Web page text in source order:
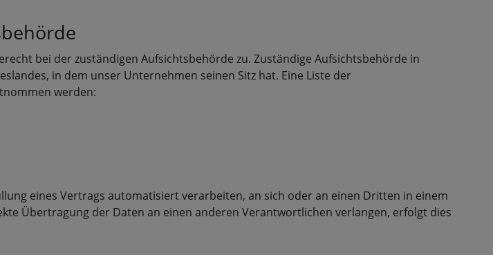
bei der zuständigen Aufsichtsbehörde zu. Zuständige Aufsichtsbehörde in
in dem unser Unternehmen seinen Sitz hat. Eine Liste der
werden:
eines Vertrags automatisiert verarbeiten, an sich oder an einen Dritten in einem
Übertragung der Daten an einen anderen Verantwortlichen verlangen, erfolgt dies